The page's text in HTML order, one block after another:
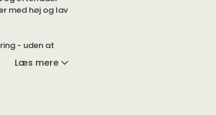
med høj og lav
- uden at
et
Læs mere